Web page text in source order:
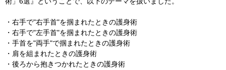
・右手で"右手首"を掴まれたときの護身術
・右手で"左手首"を掴まれたときの護身術
・手首を"両手"で掴まれたときの護身術
・肩を組まれたときの護身術
・後ろから抱きつかれたときの護身術